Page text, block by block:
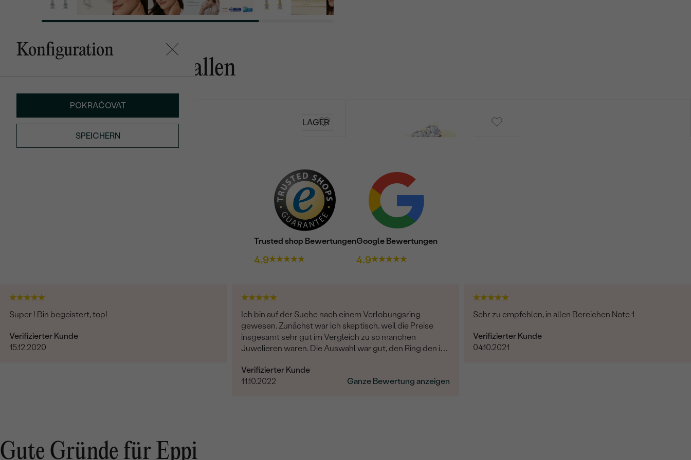
Konfiguration
POKRAČOVAT
SPEICHERN
Das könnte Ihnen gefallen
von € 1 109 AUF LAGER AUF LAGER
Trusted shop Bewertungen
4.9
Google Bewertungen
4.9
Super ! Bin begeistert, top!
Verifizierter Kunde
15.12.2020
Ich bin auf der Suche nach einem Verlobungsring
gewesen. Zunächst war ich skeptisch, weil die Preise
insgesamt sehr gut im Vergleich zu so manchen
Juwelieren waren. Die Auswahl war gut, den Ring den ich
Kontakt mit dem wohl besten Kundenservice, den ich je
erlebt habe (Frau Benesova). Fragen wurden schnell
Verifizierter Kunde
11.10.2022
Ganze Bewertung anzeigen
Sehr zu empfehlen, in allen Bereichen Note 1
Verifizierter Kunde
04.10.2021
Gute Gründe für Eppi